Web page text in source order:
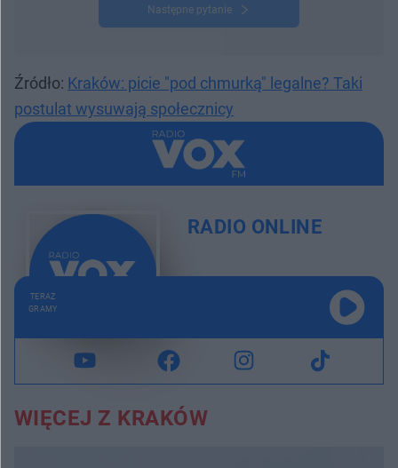
Następne pytanie
Źródło: Kraków: picie "pod chmurką" legalne? Taki
postulat wysuwają społecznicy
RADIO ONLINE
TERAZ
GRAMY
WIĘCEJ Z KRAKÓW